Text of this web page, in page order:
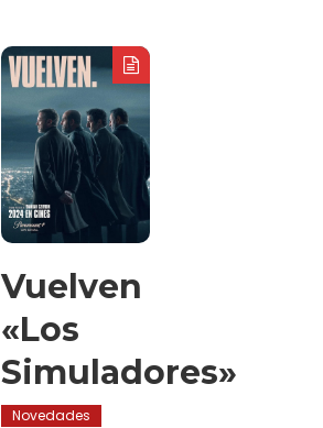
Vuelven
«Los
Simuladores»
Novedades